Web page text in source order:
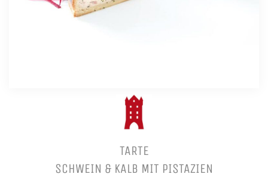
TARTE
SCHWEIN & KALB MIT PISTAZIEN